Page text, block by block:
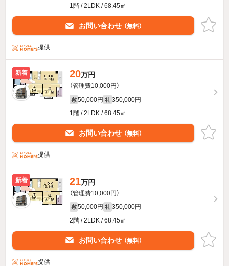
1階 / 2LDK / 68.45㎡
お問い合わせ （無料）
提供
新着 20万円
（管理費10,000円）
敷 50,000円 礼 350,000円
1階 / 2LDK / 68.45㎡
お問い合わせ （無料）
提供
新着 21万円
（管理費10,000円）
敷 50,000円 礼 350,000円
2階 / 2LDK / 68.45㎡
お問い合わせ （無料）
提供